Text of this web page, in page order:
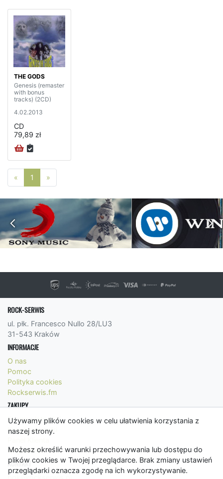
Używamy plików cookies w celu ułatwienia korzystania z
naszej strony.
Możesz określić warunki przechowywania lub dostępu do
plików cookies w Twojej przeglądarce. Brak zmiany ustawień
przeglądarki oznacza zgodę na ich wykorzystywanie.
THE GODS
Genesis (remaster
with bonus
tracks) (2CD)
4.02.2013
CD
79,89 zł
« Poprzednia strona
1 »
ROCK-SERWIS
ul. płk. Francesco Nullo 28/LU3
31-543 Kraków
INFORMACJE
O nas
Pomoc
Polityka cookies
Rockserwis.fm
ZAKUPY
Formy płatności
Koszty wysyłki
Regulamin
KONTAKT